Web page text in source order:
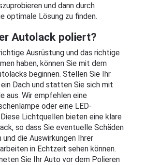
und dann durch
optimale Lösung zu finden.
Autolack poliert?
Ausrüstung und das richtige
haben, können Sie mit dem
beginnen. Stellen Sie Ihr
ein Dach und statten Sie sich mit
aus. Wir empfehlen eine
oder eine LED-
Lichtquellen bieten eine klare
so dass Sie eventuelle Schäden
und die Auswirkungen Ihrer
in Echtzeit sehen können.
Sie Ihr Auto vor dem Polieren